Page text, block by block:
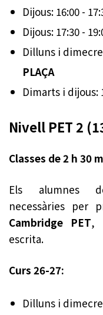
Dijous: 16:00 -
Dijous: 17:30 -
Dilluns i
PLAÇA
Dimarts i dijous:
Nivell PET 2
Classes de 2 h 30
Els alumnes
necessàries per
Cambridge PET,
escrita.
Curs 26-27:
Dilluns i